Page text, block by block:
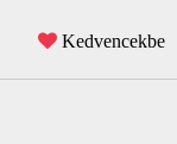
Kedvencekbe